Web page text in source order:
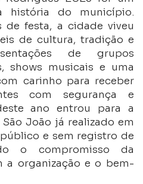
história do município.
de festa, a cidade viveu
de cultura, tradição e
de grupos
shows musicais e uma
carinho para receber
com segurança e
ano entrou para a
João já realizado em
e sem registro de
o compromisso da
a organização e o bem-